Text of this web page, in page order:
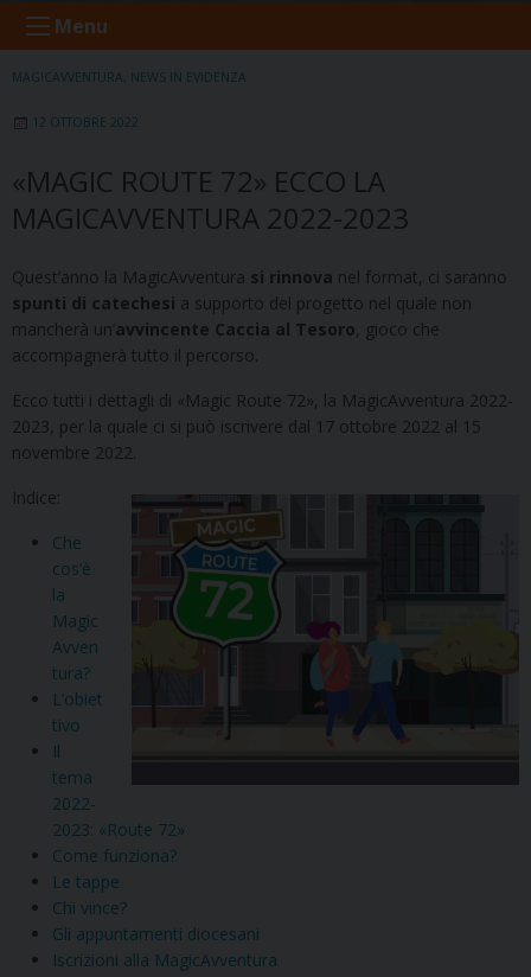
Menu
MAGICAVVENTURA NEWS IN EVIDENZA
12 OTTOBRE 2022
«MAGIC ROUTE 72» ECCO LA
MAGICAVVENTURA 2022-2023
Quest’anno la MagicAvventura si rinnova nel format, ci saranno
spunti di catechesi a supporto del progetto nel quale non
mancherà un’avvincente Caccia al Tesoro , gioco che
accompagnerà tutto il percorso.
Ecco tutti i dettagli di «Magic Route 72», la MagicAvventura 2022-
2023, per la quale ci si può iscrivere dal 17 ottobre 2022 al 15
novembre 2022.
Indice:
Che
cos’è
la
Magic
Avven
tura?
L’obiet
tivo
Il
tema
2022-
2023: «Route 72»
Come funziona?
Le tappe
Chi vince?
Gli appuntamenti diocesani
Iscrizioni alla MagicAvventura